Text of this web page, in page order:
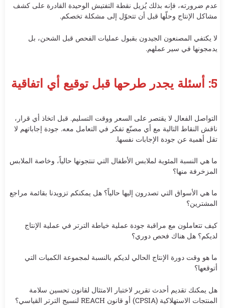
عدم ضرورته، فإنه بذلك يُزيل نقطة التفتيش الوحيدة القادرة على كشف
مشاكل الإنتاج وحلّها قبل أن تتحوّل إلى مشكلة تخصكم.
لا يكتفي المصنعون الجيدون بقبول عمليات الفحص قبل الشحن، بل
يدمجونها في سير عملهم.
5: أسئلة يجدر طرحها قبل توقيع أي اتفاقية
التواصل الفعال لا يقتصر على السعر ووقت التسليم. قبل اتخاذ أي قرار،
ناقش النقاط التالية مع أي مصنّع تفكر في التعامل معه. جودة إجاباتهم لا
تقل أهمية عن جودة الإجابات نفسها.
ما هي النسبة المئوية لملابس الأطفال التي تنتجونها حالياً، وخاصة الملابس
المزخرفة منها؟
ما هي الأسواق التي تصدرون إليها حالياً؟ هل يمكنكم تزويدنا بقائمة مراجع
المشترين؟
كيف تتعاملون مع مراقبة جودة عملية خياطة الترتر في عملية الإنتاج
لديكم؟ هل هناك فحص دوري؟
ما هو وقت دورة الإنتاج الحالي لديكم بالنسبة لمجموعة الكميات التي
أتوقعها؟
هل يمكنك تقديم أحدث تقرير لاختبار الامتثال لقانون تحسين سلامة
المنتجات الاستهلاكية (CPSIA) أو قانون REACH لنسيج الترتر القياسي؟